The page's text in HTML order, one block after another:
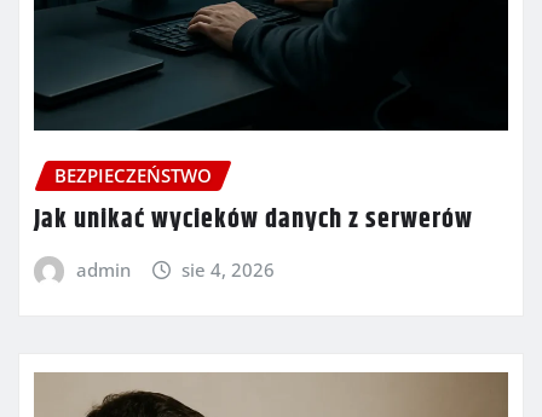
BEZPIECZEŃSTWO
Jak unikać wycieków danych z serwerów
admin sie 4, 2026